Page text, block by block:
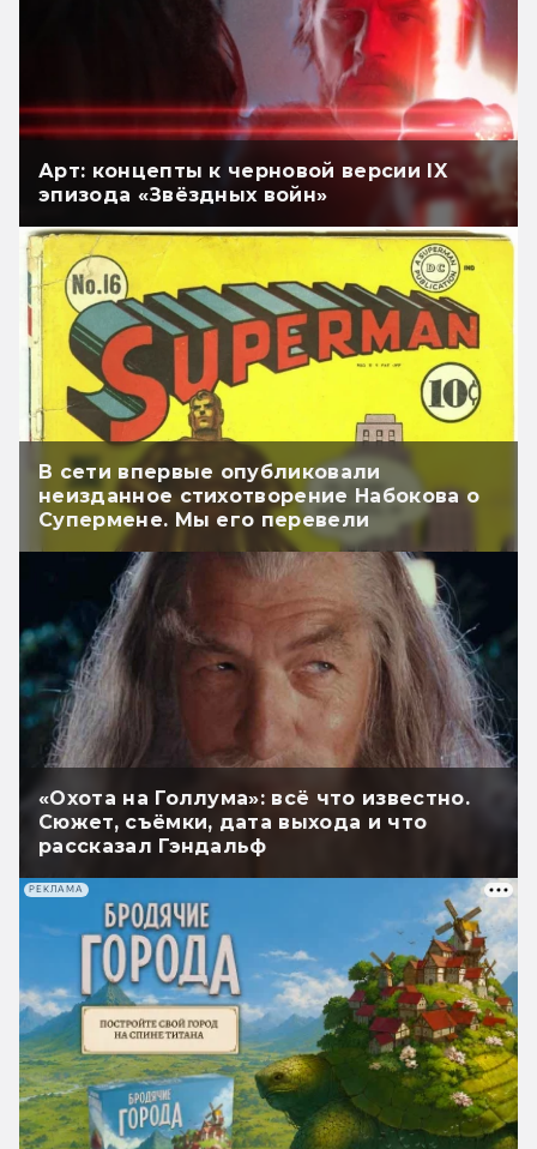
Арт: концепты к черновой версии IX
эпизода «Звёздных войн»
В сети впервые опубликовали
неизданное стихотворение Набокова о
Супермене. Мы его перевели
«Охота на Голлума»: всё что известно.
Сюжет, съёмки, дата выхода и что
рассказал Гэндальф
РЕКЛАМА